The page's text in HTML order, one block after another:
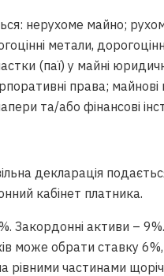
нерухоме майно;
метали,
(паї) у майні
права;
та/або фінансові
декларація
кабінет платника.
Закордонні активи –
може обрати ставку
рівними частинами